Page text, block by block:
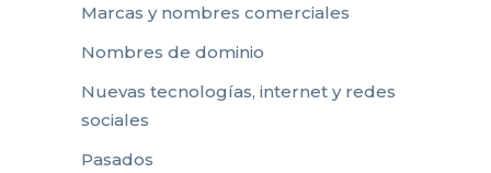
Marcas y nombres comerciales
Nombres de dominio
Nuevas tecnologías, internet y redes
sociales
Pasados